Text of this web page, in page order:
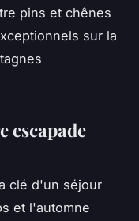
pins et chênes
sur la
escapade
clé d'un séjour
et l'automne